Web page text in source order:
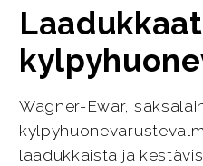
Wagner-Ewar,
laadukkaista ja